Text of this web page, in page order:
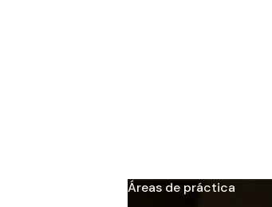
Áreas de práctica